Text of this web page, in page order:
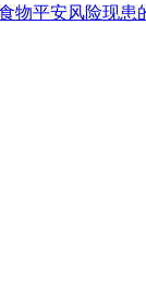
物平安风险现